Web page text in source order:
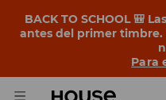
BACK TO SCHOOL 🎒
antes del primer timbre.
Para